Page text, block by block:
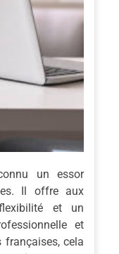
un essor
Il offre aux
et un
et
françaises, cela